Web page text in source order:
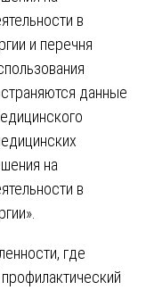
в
и перечня
данные
на
в
где